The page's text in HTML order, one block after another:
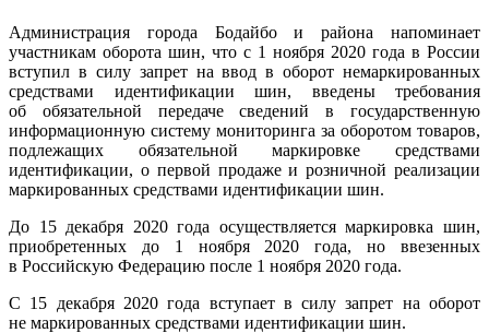
Администрация города Бодайбо и района напоминает
участникам оборота шин, что с 1 ноября 2020 года в России
вступил в силу запрет на ввод в оборот немаркированных
средствами идентификации шин, введены требования
об обязательной передаче сведений в государственную
информационную систему мониторинга за оборотом товаров,
подлежащих обязательной маркировке средствами
идентификации, о первой продаже и розничной реализации
маркированных средствами идентификации шин.
До 15 декабря 2020 года осуществляется маркировка шин,
приобретенных до 1 ноября 2020 года, но ввезенных
в Российскую Федерацию после 1 ноября 2020 года.
С 15 декабря 2020 года вступает в силу запрет на оборот
не маркированных средствами идентификации шин.